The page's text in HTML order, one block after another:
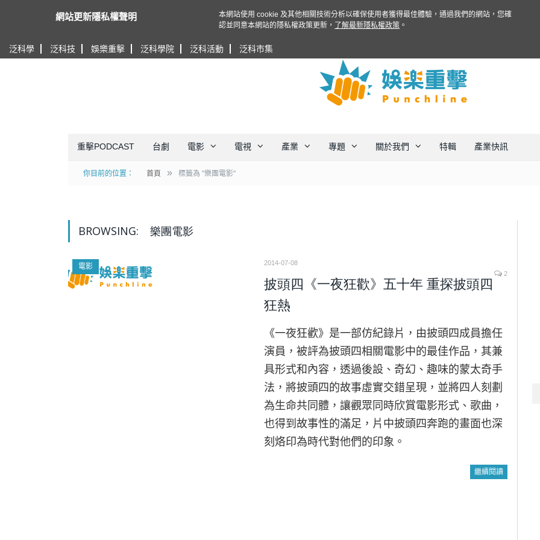
泛科學 泛科技 娛樂重擊 泛科學院 泛科活動 泛科市集
重擊PODCAST 台劇 電影 電視 產業 專題 關於我們 特輯 產業快訊
你目前的位置： 首頁 » 標籤為 "樂團電影"
BROWSING: 樂團電影
電影
2014-07-08
2
披頭四《一夜狂歡》五十年 重探披頭四
狂熱
《一夜狂歡》是一部仿紀錄片，由披頭四成員擔任
演員，被評為披頭四相關電影中的最佳作品，其兼
具形式和內容，透過後設、奇幻、趣味的蒙太奇手
法，將披頭四的故事虛實交錯呈現，並將四人刻劃
為生命共同體，讓觀眾同時欣賞電影形式、歌曲，
也得到故事性的滿足，片中披頭四奔跑的畫面也深
刻烙印為時代對他們的印象。
繼續閱讀
網站更新隱私權聲明
本網站使用 cookie 及其他相關技術分析以確保使用者獲得最佳體驗，通過我們的網站，您確
認並同意本網站的隱私權政策更新，
了解最新隱私權政策 。